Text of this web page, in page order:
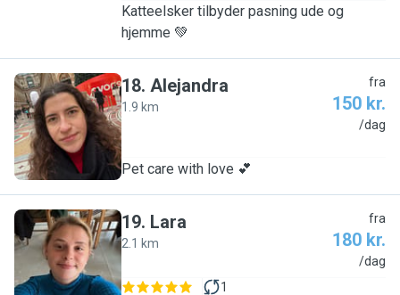
Katteelsker tilbyder pasning ude og
hjemme 💚
A
18. Alejandra
1.9 km
fra
150 kr.
/dag
Pet care with love 💕
L
19. Lara
2.1 km
fra
180 kr.
/dag
1